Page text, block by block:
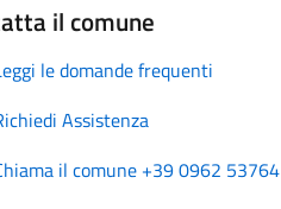
il comune
le domande frequenti
Assistenza
il comune +39 0962 53764